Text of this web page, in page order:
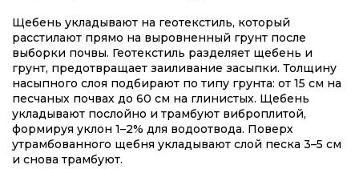
Щебень укладывают на геотекстиль, который
расстилают прямо на выровненный грунт после
выборки почвы. Геотекстиль разделяет щебень и
грунт, предотвращает заиливание засыпки. Толщину
насыпного слоя подбирают по типу грунта: от 15 см на
песчаных почвах до 60 см на глинистых. Щебень
укладывают послойно и трамбуют виброплитой,
формируя уклон 1–2% для водоотвода. Поверх
утрамбованного щебня укладывают слой песка 3–5 см
и снова трамбуют.